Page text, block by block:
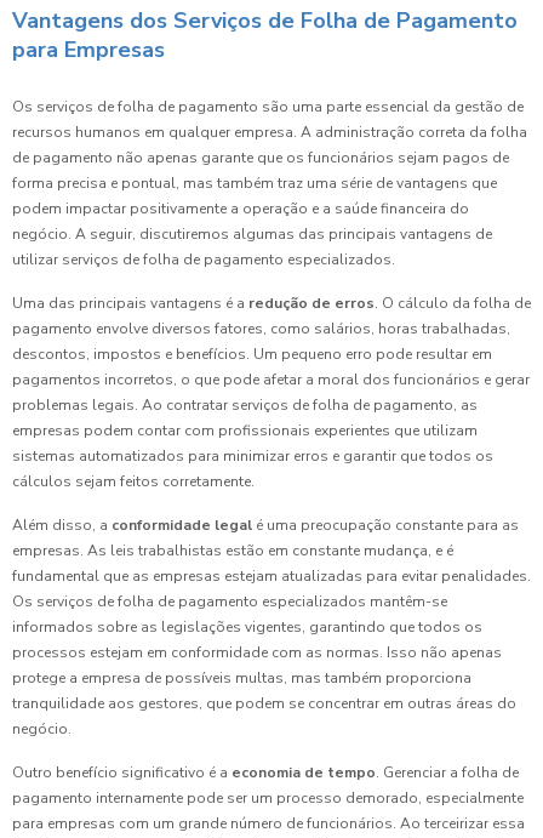
Vantagens dos Serviços de Folha de Pagamento
para Empresas
Os serviços de folha de pagamento são uma parte essencial da gestão de
recursos humanos em qualquer empresa. A administração correta da folha
de pagamento não apenas garante que os funcionários sejam pagos de
forma precisa e pontual, mas também traz uma série de vantagens que
podem impactar positivamente a operação e a saúde financeira do
negócio. A seguir, discutiremos algumas das principais vantagens de
utilizar serviços de folha de pagamento especializados.
Uma das principais vantagens é a redução de erros. O cálculo da folha de
pagamento envolve diversos fatores, como salários, horas trabalhadas,
descontos, impostos e benefícios. Um pequeno erro pode resultar em
pagamentos incorretos, o que pode afetar a moral dos funcionários e gerar
problemas legais. Ao contratar serviços de folha de pagamento, as
empresas podem contar com profissionais experientes que utilizam
sistemas automatizados para minimizar erros e garantir que todos os
cálculos sejam feitos corretamente.
Além disso, a conformidade legal é uma preocupação constante para as
empresas. As leis trabalhistas estão em constante mudança, e é
fundamental que as empresas estejam atualizadas para evitar penalidades.
Os serviços de folha de pagamento especializados mantêm-se
informados sobre as legislações vigentes, garantindo que todos os
processos estejam em conformidade com as normas. Isso não apenas
protege a empresa de possíveis multas, mas também proporciona
tranquilidade aos gestores, que podem se concentrar em outras áreas do
negócio.
Outro benefício significativo é a economia de tempo. Gerenciar a folha de
pagamento internamente pode ser um processo demorado, especialmente
para empresas com um grande número de funcionários. Ao terceirizar essa